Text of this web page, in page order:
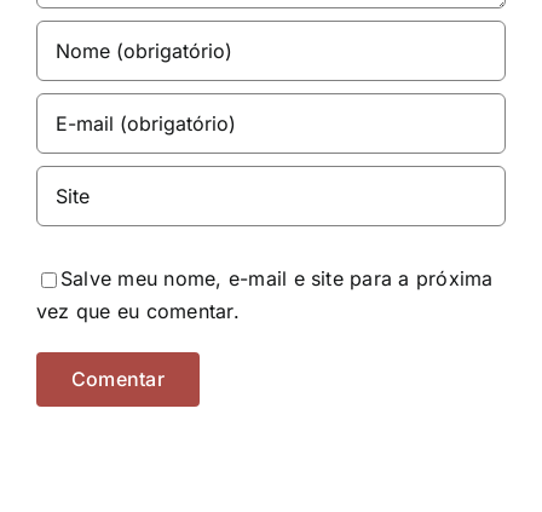
Salve meu nome, e-mail e site para a próxima
vez que eu comentar.